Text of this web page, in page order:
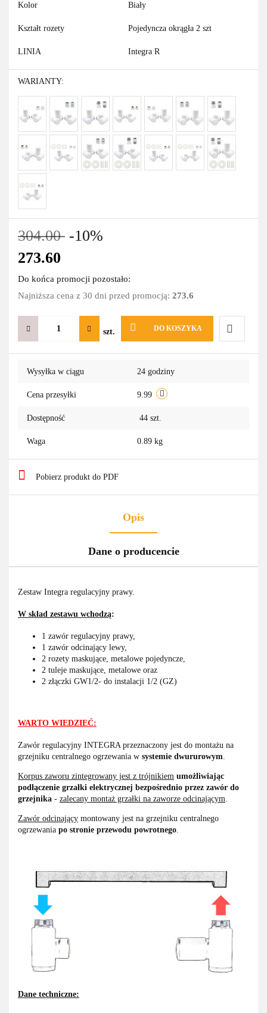
Kolor Biały
Kształt rozety Pojedyncza okrągła 2 szt
LINIA Integra R
WARIANTY:
304.00 -10%
273.60
Do końca promocji pozostało:
Najniższa cena z 30 dni przed promocją: 273.6
szt. DO KOSZYKA
Do
Wysyłka w ciągu 24 godziny
Cena przesyłki 9.99
Dostępność 44 szt.
Waga 0.89 kg
Pobierz produkt do PDF
Opis
Dane o producencie
Zestaw Integra regulacyjny prawy.
W skład zestawu wchodzą:
1 zawór regulacyjny prawy,
1 zawór odcinający lewy,
2 rozety maskujące, metalowe pojedyncze,
2 tuleje maskujące, metalowe oraz
2 złączki GW1/2- do instalacji 1/2 (GZ)
WARTO WIEDZIEĆ:
Zawór regulacyjny INTEGRA przeznaczony jest do montażu na
grzejniku centralnego ogrzewania w systemie dwururowym.
Korpus zaworu zintegrowany jest z trójnikiem umożliwiając
podłączenie grzałki elektrycznej bezpośrednio przez zawór do
grzejnika - zalecany montaż grzałki na zaworze odcinającym.
Zawór odcinający montowany jest na grzejniku centralnego
ogrzewania po stronie przewodu powrotnego.
Dane techniczne: